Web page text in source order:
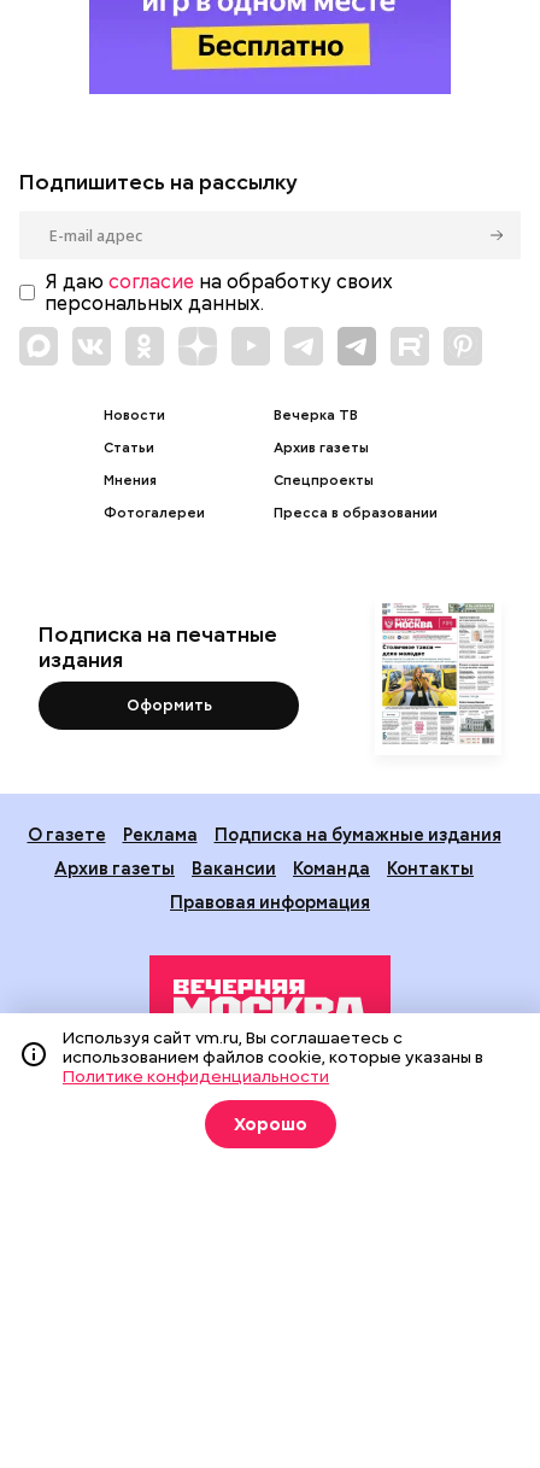
Подпишитесь на рассылку
Я даю согласие на обработку своих
персональных данных.
Новости
Статьи
Мнения
Фотогалереи
Вечерка ТВ
Архив газеты
Спецпроекты
Пресса в образовании
Подписка на печатные
издания
Оформить
О газете Реклама
Подписка на бумажные издания
Архив газеты
Вакансии Команда
Контакты
Правовая информация
Издание создано при финансовой поддержке Департамента
средств массовой информации и рекламы города Москвы.
На сайте применяются рекомендательные технологии
(информационные технологии предоставления информации
Используя сайт vm.ru, Вы соглашаетесь с
использованием файлов cookie, которые указаны в
Политике конфиденциальности
Хорошо